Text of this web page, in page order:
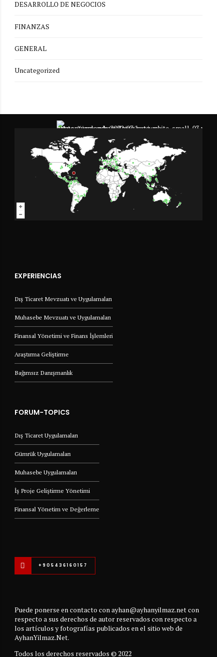
DESARROLLO DE NEGOCIOS
FINANZAS
GENERAL
Uncategorized
EXPERIENCIAS
Dış Ticaret Mevzuatı ve Uygulamaları
Muhasebe Mevzuatı ve Uygulamaları
Finansal Yönetimi ve Finans İşlemleri
Araştırma Geliştirme
Bağımsız Danışmanlık
FORUM-TOPICS
Dış Ticaret Uygulamaları
Gümrük Uygulamaları
Muhasebe Uygulamaları
İş Proje Geliştirme Yönetimi
Finansal Yönetim ve Değerleme
+905436160157
Puede ponerse en contacto con ayhan@ayhanyilmaz.net con
respecto a sus derechos de autor reservados con respecto a
los artículos y fotografías publicados en el sitio web de
AyhanYilmaz.Net.
Todos los derechos reservados © 2022